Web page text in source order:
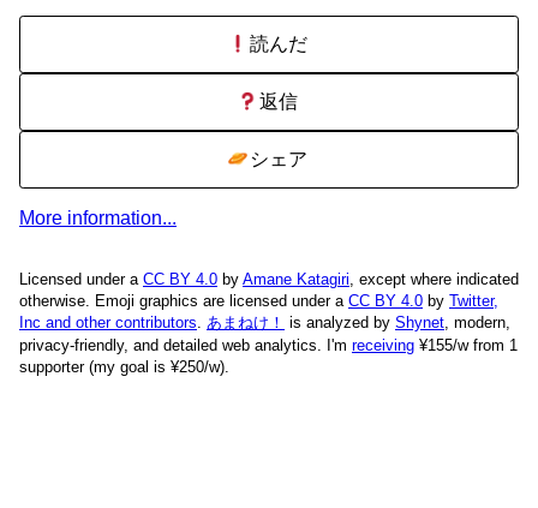
読んだ
返信
シェア
More information...
Licensed under a CC BY 4.0 by Amane Katagiri, except where indicated
otherwise. Emoji graphics are licensed under a CC BY 4.0 by Twitter,
Inc and other contributors. あまねけ！ is analyzed by Shynet, modern,
privacy-friendly, and detailed web analytics. I'm receiving ¥155/w from 1
supporter (my goal is ¥250/w).